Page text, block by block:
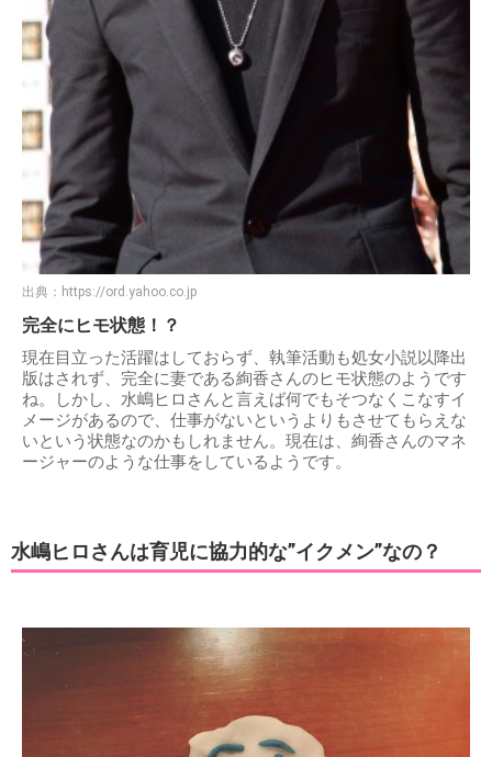
出典： https://ord.yahoo.co.jp
完全にヒモ状態！？
現在目立った活躍はしておらず、執筆活動も処女小説以降出
版はされず、完全に妻である絢香さんのヒモ状態のようです
ね。しかし、水嶋ヒロさんと言えば何でもそつなくこなすイ
メージがあるので、仕事がないというよりもさせてもらえな
いという状態なのかもしれません。現在は、絢香さんのマネ
ージャーのような仕事をしているようです。
水嶋ヒロさんは育児に協力的な”イクメン”なの？